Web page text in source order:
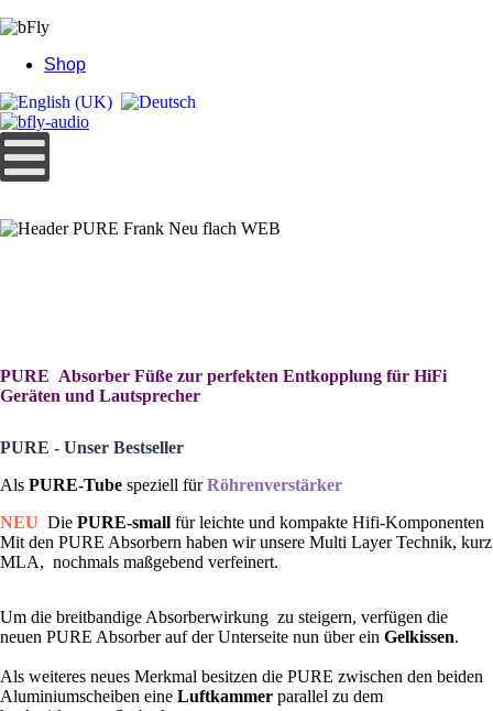
Shop
PURE Absorber Füße zur perfekten Entkopplung für HiFi
Geräten und Lautsprecher
PURE - Unser Bestseller
Als PURE-Tube speziell fürRöhrenverstärker
NEU Die PURE-small für leichte und kompakte Hifi-Komponenten
Mit den PURE Absorbern haben wir unsere Multi Layer Technik, kurz
MLA, nochmals maßgebend verfeinert.
Um die breitbandige Absorberwirkung zu steigern, verfügen die
neuen PURE Absorber auf der Unterseite nun über ein Gelkissen.
Als weiteres neues Merkmal besitzen die PURE zwischen den beiden
Aluminiumscheiben eine Luftkammer parallel zu dem